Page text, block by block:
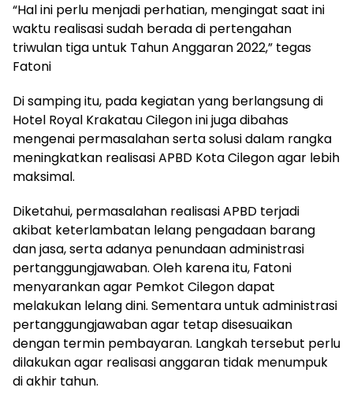
“Hal ini perlu menjadi perhatian, mengingat saat ini
waktu realisasi sudah berada di pertengahan
triwulan tiga untuk Tahun Anggaran 2022,” tegas
Fatoni
Di samping itu, pada kegiatan yang berlangsung di
Hotel Royal Krakatau Cilegon ini juga dibahas
mengenai permasalahan serta solusi dalam rangka
meningkatkan realisasi APBD Kota Cilegon agar lebih
maksimal.
Diketahui, permasalahan realisasi APBD terjadi
akibat keterlambatan lelang pengadaan barang
dan jasa, serta adanya penundaan administrasi
pertanggungjawaban. Oleh karena itu, Fatoni
menyarankan agar Pemkot Cilegon dapat
melakukan lelang dini. Sementara untuk administrasi
pertanggungjawaban agar tetap disesuaikan
dengan termin pembayaran. Langkah tersebut perlu
dilakukan agar realisasi anggaran tidak menumpuk
di akhir tahun.